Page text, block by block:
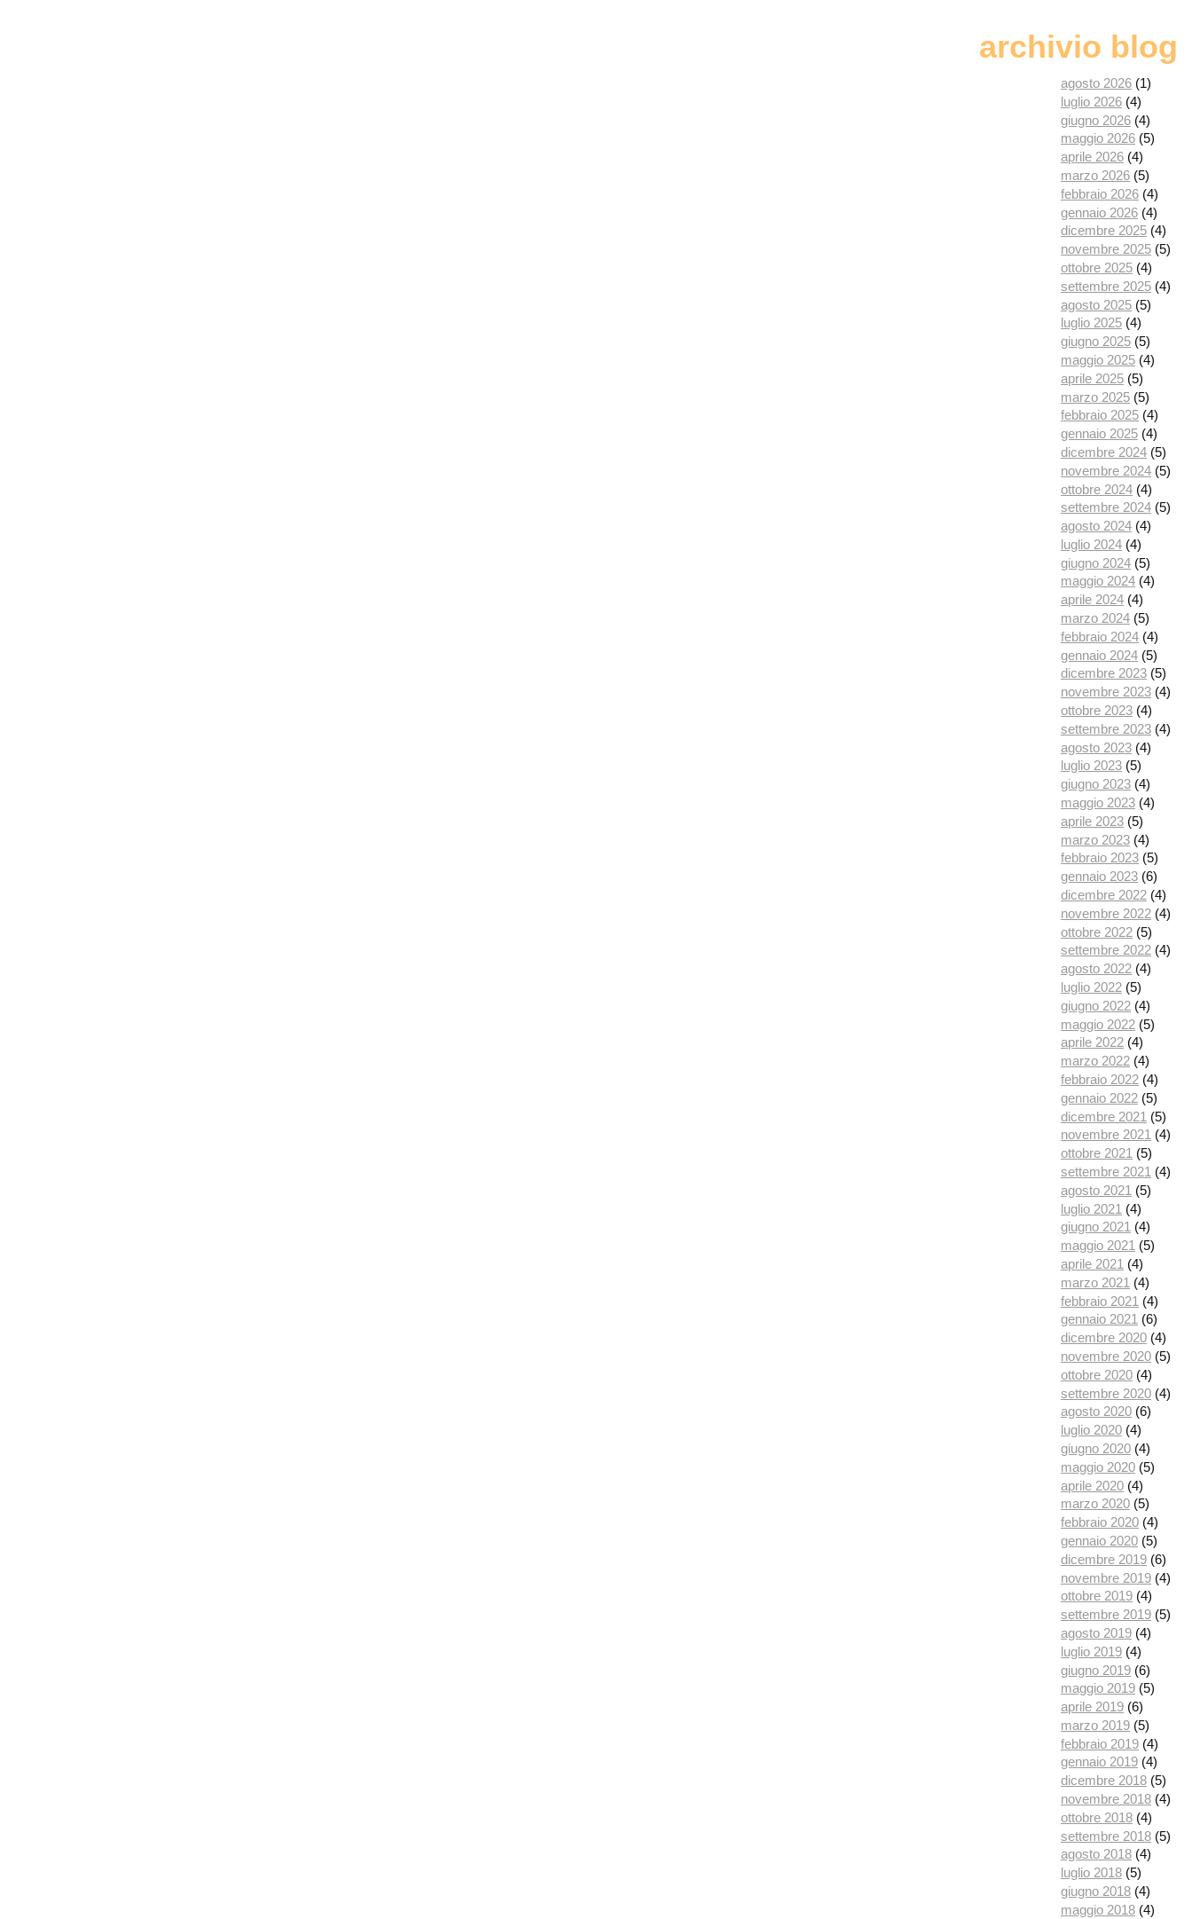
archivio blog
agosto 2026 (1)
luglio 2026 (4)
giugno 2026 (4)
maggio 2026 (5)
aprile 2026 (4)
marzo 2026 (5)
febbraio 2026 (4)
gennaio 2026 (4)
dicembre 2025 (4)
novembre 2025 (5)
ottobre 2025 (4)
settembre 2025 (4)
agosto 2025 (5)
luglio 2025 (4)
giugno 2025 (5)
maggio 2025 (4)
aprile 2025 (5)
marzo 2025 (5)
febbraio 2025 (4)
gennaio 2025 (4)
dicembre 2024 (5)
novembre 2024 (5)
ottobre 2024 (4)
settembre 2024 (5)
agosto 2024 (4)
luglio 2024 (4)
giugno 2024 (5)
maggio 2024 (4)
aprile 2024 (4)
marzo 2024 (5)
febbraio 2024 (4)
gennaio 2024 (5)
dicembre 2023 (5)
novembre 2023 (4)
ottobre 2023 (4)
settembre 2023 (4)
agosto 2023 (4)
luglio 2023 (5)
giugno 2023 (4)
maggio 2023 (4)
aprile 2023 (5)
marzo 2023 (4)
febbraio 2023 (5)
gennaio 2023 (6)
dicembre 2022 (4)
novembre 2022 (4)
ottobre 2022 (5)
settembre 2022 (4)
agosto 2022 (4)
luglio 2022 (5)
giugno 2022 (4)
maggio 2022 (5)
aprile 2022 (4)
marzo 2022 (4)
febbraio 2022 (4)
gennaio 2022 (5)
dicembre 2021 (5)
novembre 2021 (4)
ottobre 2021 (5)
settembre 2021 (4)
agosto 2021 (5)
luglio 2021 (4)
giugno 2021 (4)
maggio 2021 (5)
aprile 2021 (4)
marzo 2021 (4)
febbraio 2021 (4)
gennaio 2021 (6)
dicembre 2020 (4)
novembre 2020 (5)
ottobre 2020 (4)
settembre 2020 (4)
agosto 2020 (6)
luglio 2020 (4)
giugno 2020 (4)
maggio 2020 (5)
aprile 2020 (4)
marzo 2020 (5)
febbraio 2020 (4)
gennaio 2020 (5)
dicembre 2019 (6)
novembre 2019 (4)
ottobre 2019 (4)
settembre 2019 (5)
agosto 2019 (4)
luglio 2019 (4)
giugno 2019 (6)
maggio 2019 (5)
aprile 2019 (6)
marzo 2019 (5)
febbraio 2019 (4)
gennaio 2019 (4)
dicembre 2018 (5)
novembre 2018 (4)
ottobre 2018 (4)
settembre 2018 (5)
agosto 2018 (4)
luglio 2018 (5)
giugno 2018 (4)
maggio 2018 (4)